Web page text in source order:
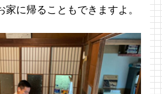
家に帰ることもできますよ。